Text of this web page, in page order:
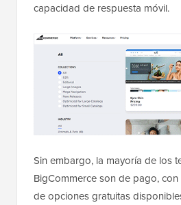
capacidad de respuesta móvil.
Sin embargo, la mayoría de los
BigCommerce son de pago,
de opciones gratuitas